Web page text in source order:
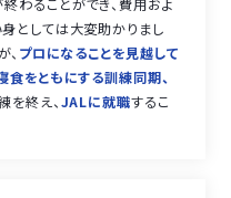
わることができ、費用およ
としては大変助かりまし
、 プロになることを見越して
食をともにする訓練同期、
を終え、JALに就職するこ